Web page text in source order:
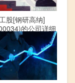
股[钢研高纳]
的公司详细